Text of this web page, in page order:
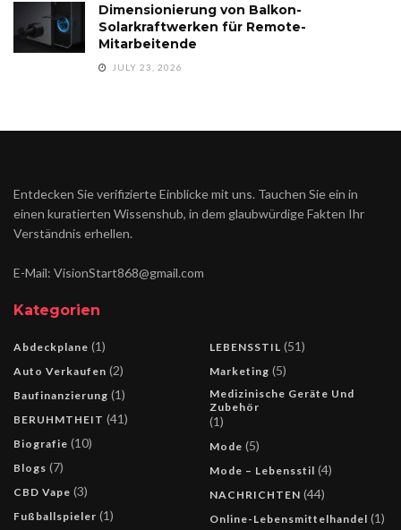
Dimensionierung von Balkon-
Solarkraftwerken für Remote-
Mitarbeitende
JULY 23, 2026
Entdecken Sie verifizierte Einblicke mit uns. Tauchen Sie ein in
einen kuratierten Wissenshub, in dem glaubwürdige Fakten Ihr
Verständnis erhellen.
E-Mail: VisionStart868@gmail.com
Kategorien
Abdeckplane (1)
Auto Verkaufen (2)
Baufinanzierung (1)
BERUHMTHEIT (41)
Biografie (10)
Blogs (7)
CBD Vape (3)
Fußballspieler (1)
LEBENSSTIL (51)
Marketing (5)
Medizinische Geräte Und
Zubehör
(1)
Mode (5)
Mode – Lebensstil (4)
NACHRICHTEN (44)
Online-Lebensmittelhandel (1)